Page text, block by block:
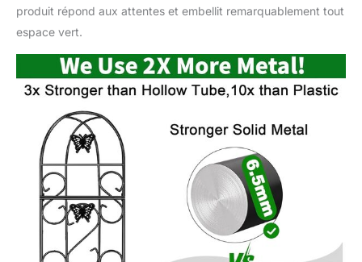
la variété à votre
facile à installer, pas
besoin de monter. Il suffit
de coller le treillis dans le
mur, une clôture ou près
d'un pot. Nous offrons
des produits haut de
gamme pour votre
pelouse et votre jardin
tout en dépassant les
normes les plus élevées
de l'industrie et en
produit répond aux attentes et embellit remarquablement tout
espace vert.